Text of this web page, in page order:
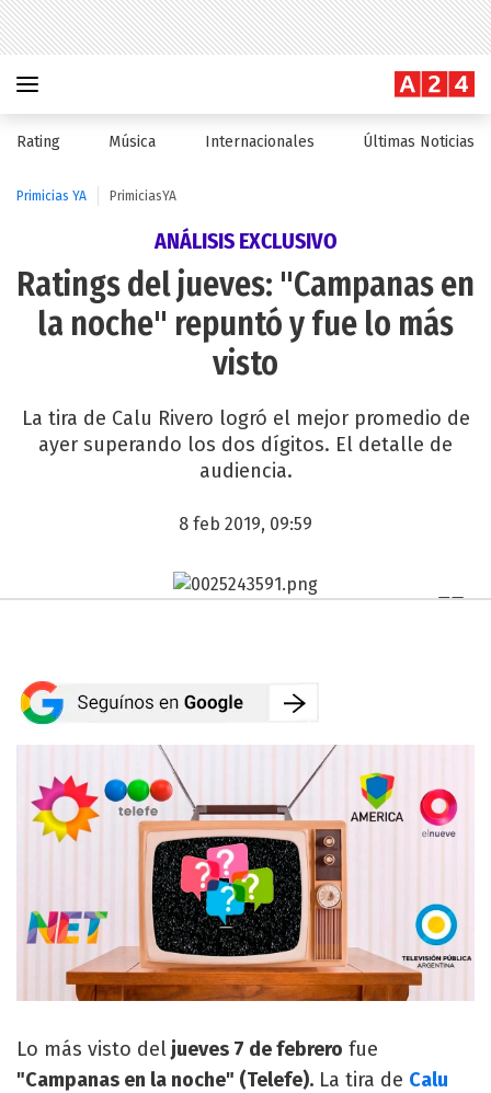
Rating Música Internacionales Últimas Noticias
Primicias YA PrimiciasYA
ANÁLISIS EXCLUSIVO
Ratings del jueves: "Campanas en
la noche" repuntó y fue lo más
visto
La tira de Calu Rivero logró el mejor promedio de
ayer superando los dos dígitos. El detalle de
audiencia.
8 feb 2019, 09:59
Lo más visto del jueves 7 de febrero fue
"Campanas en la noche" (Telefe). La tira de Calu